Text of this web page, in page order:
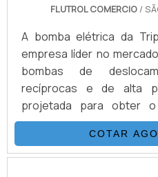
FLUTROL COMERCIO /
A bomba elétrica da
empresa líder no
bombas de
recíprocas e de alta
projetada para obter o
benefício em alta vazão e
bomba foi construída
qualidade e produzida
COTAR